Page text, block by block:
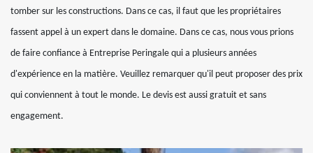
tomber sur les constructions. Dans ce cas, il faut que les propriétaires
fassent appel à un expert dans le domaine. Dans ce cas, nous vous prions
de faire confiance à Entreprise Peringale qui a plusieurs années
d'expérience en la matière. Veuillez remarquer qu'il peut proposer des prix
qui conviennent à tout le monde. Le devis est aussi gratuit et sans
engagement.